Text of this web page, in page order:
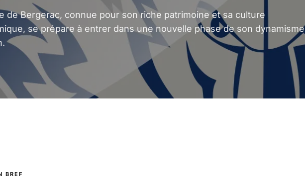
de Bergerac, connue pour son riche patrimoine et sa culture
se prépare à entrer dans une nouvelle phase de son dynamisme
BREF